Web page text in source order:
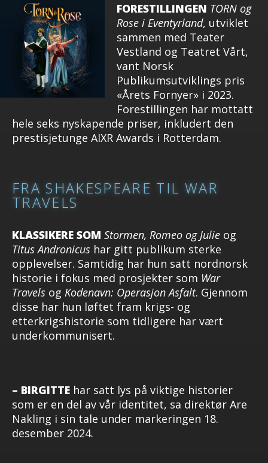
FORESTILLINGEN TORNog
Rose i Eventyrland, utviklet
sammen med Teater
Vestland og Teatret Vårt,
vant Norsk
Publikumsutviklings pris
«Årets Fornyer» i 2023.
Forestillingen har mottatt
hele seks nyskapende priser, inkludert den
prestisjetunge AIXR Awards i Rotterdam.
FRA SHAKESPEARE TIL WAR
TRAVELS
KLASSIKERE SOM Stormen, Romeo og Julie og
Titus Andronicus har gitt publikum sterke
opplevelser. Samtidig har hun satt nordnorsk
historie i fokus med prosjekter som War
Travels og Kodenavn: Operasjon Asfalt. Gjennom
disse har hun løftet fram krigs- og
etterkrigshistorie som tidligere har vært
underkommunisert.
– BIRGITTE har satt lys på viktige historier
som er en del av vår identitet, sa direktør Are
Nakling i sin tale under markeringen 18.
desember 2024.